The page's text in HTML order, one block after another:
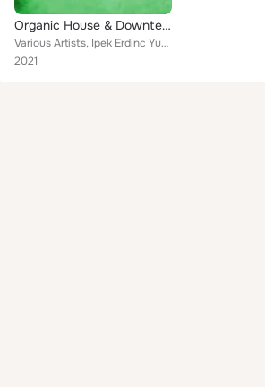
Organic House & Downtempo (The Best Vibrations of Orgánica, Dreamy House & Deep Tribal House)
Various Artists, Ipek Erdinc Yum, Nadav Vokjan, Kaya Miller, aNuts, Tebra II, Anatolia Residence, Miličević, Ben Narik, Salama M...
2021